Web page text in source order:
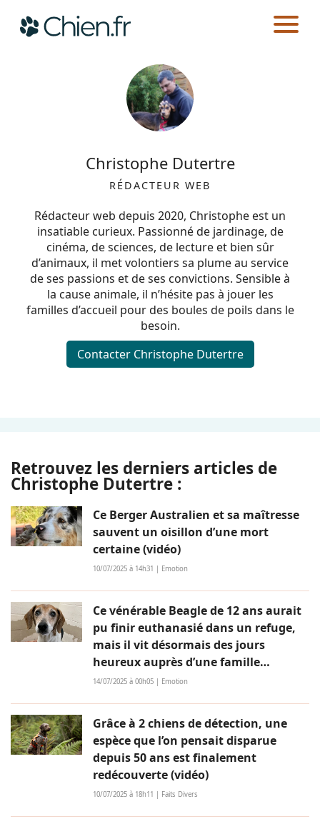
Actualités
Races
Guides
CHIEN.FR AUTEURS
Christophe Dutertre
RÉDACTEUR WEB
Rédacteur web depuis 2020, Christophe est un
insatiable curieux. Passionné de jardinage, de
cinéma, de sciences, de lecture et bien sûr
d’animaux, il met volontiers sa plume au service
de ses passions et de ses convictions. Sensible à
la cause animale, il n’hésite pas à jouer les
familles d’accueil pour des boules de poils dans le
besoin.
Contacter Christophe Dutertre
Retrouvez les derniers articles de
Christophe Dutertre :
Ce Berger Australien et sa maîtresse
sauvent un oisillon d’une mort
certaine (vidéo)
10/07/2025 à 14h31 | Emotion
Ce vénérable Beagle de 12 ans aurait
pu finir euthanasié dans un refuge,
mais il vit désormais des jours
heureux auprès d’une famille
aimante (vidéo)
14/07/2025 à 00h05 | Emotion
Grâce à 2 chiens de détection, une
espèce que l’on pensait disparue
depuis 50 ans est finalement
redécouverte (vidéo)
10/07/2025 à 18h11 | Faits Divers